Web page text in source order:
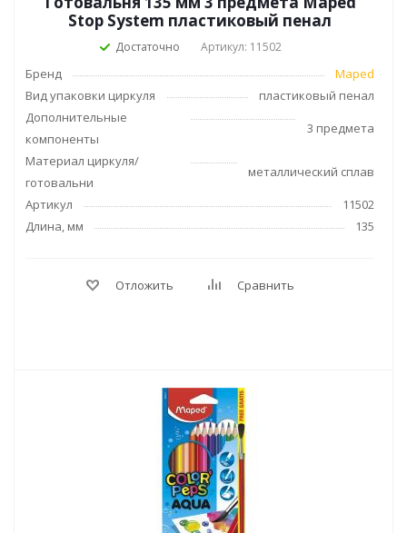
Stop System пластиковый пенал
Достаточно Артикул: 11502
Бренд
Maped
Вид упаковки циркуля
пластиковый пенал
Дополнительные
компоненты
3 предмета
Материал циркуля/
готовальни
металлический сплав
Артикул
11502
Длина, мм
135
Отложить Сравнить